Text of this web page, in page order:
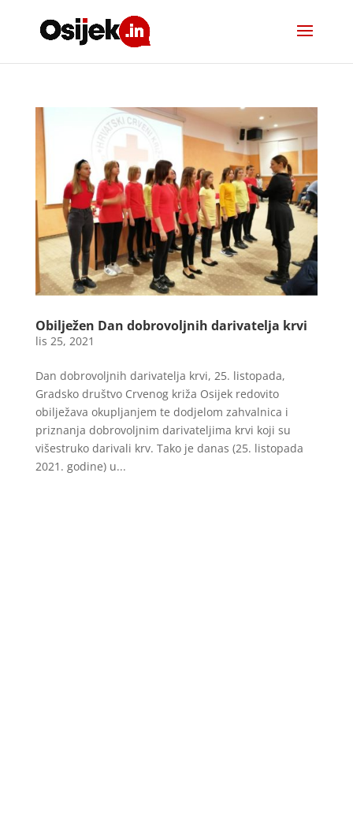
Obilježen Dan dobrovoljnih darivatelja krvi
lis 25, 2021
Dan dobrovoljnih darivatelja krvi, 25. listopada,
Gradsko društvo Crvenog križa Osijek redovito
obilježava okupljanjem te dodjelom zahvalnica i
priznanja dobrovoljnim darivateljima krvi koji su
višestruko darivali krv. Tako je danas (25. listopada
2021. godine) u...